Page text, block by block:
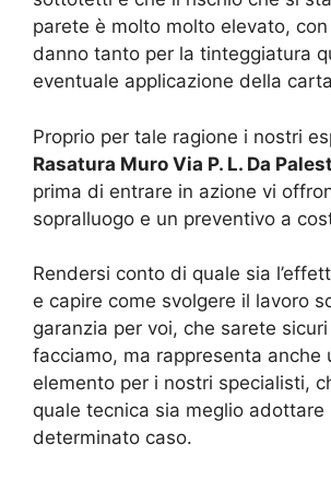
parete è molto molto elevato,
danno tanto per la tinteggiatura
eventuale applicazione della
Proprio per tale ragione i nostri
Rasatura Muro Via P. L. Da
prima di entrare in azione vi
sopralluogo e un preventivo a
Rendersi conto di quale sia
e capire come svolgere il lavoro
garanzia per voi, che sarete
facciamo, ma rappresenta anche
elemento per i nostri specialisti,
quale tecnica sia meglio adottare
determinato caso.